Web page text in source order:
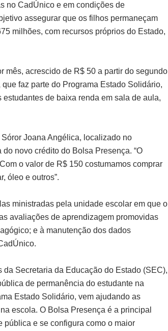
no CadÚnico e em condições de
assegurar que os filhos permaneçam
milhões, com recursos próprios do Estado,
mês, acrescido de R$ 50 a partir do segundo
faz parte do Programa Estado Solidário,
de baixa renda em sala de aula,
Joana Angélica, localizado no
novo crédito do Bolsa Presença. “O
o valor de R$ 150 costumamos comprar
óleo e outros”.
ministradas pela unidade escolar em que o
avaliações de aprendizagem promovidas
e à manutenção dos dados
Secretaria da Educação do Estado (SEC),
de permanência do estudante na
Estado Solidário, vem ajudando as
escola. O Bolsa Presença é a principal
pública e se configura como o maior